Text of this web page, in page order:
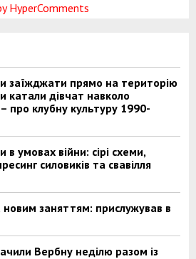
HyperComments
заїжджати прямо на територію
катали дівчат навколо
про клубну культуру 1990-
в умовах війни: сірі схеми,
силовиків та свавілля
новим заняттям: прислужував в
Вербну неділю разом із